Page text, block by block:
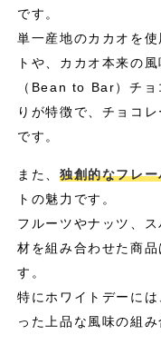
です。
単一産地のカカオを
トや、カカオ本来の
（Bean to Bar）チョ
りが特徴で、チョコ
です。
また、 独創的なフレ
トの魅力です。
フルーツやナッツ、
材を組み合わせた商
す。
特にホワイトデーに
った上品な風味の組み